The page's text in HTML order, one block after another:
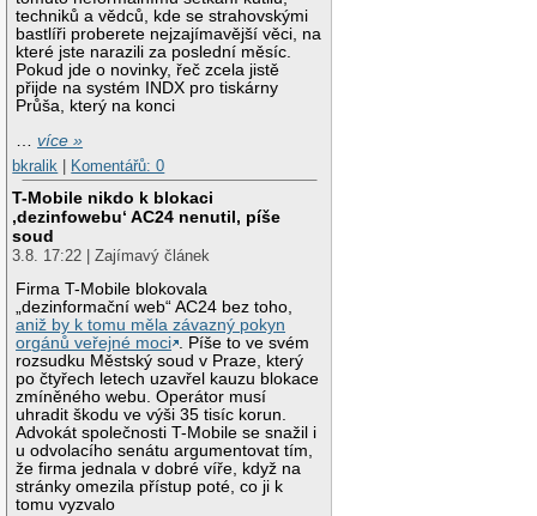
techniků a vědců, kde se strahovskými
bastlíři proberete nejzajímavější věci, na
které jste narazili za poslední měsíc.
Pokud jde o novinky, řeč zcela jistě
přijde na systém INDX pro tiskárny
Průša, který na konci
…více »
bkralik
Komentářů: 0
T-Mobile nikdo k blokaci
‚dezinfowebu‘ AC24 nenutil, píše
soud
3.8. 17:22 | Zajímavý článek
Firma T-Mobile blokovala
„dezinformační web“ AC24 bez toho,
aniž by k tomu měla závazný pokyn
orgánů veřejné moci . Píše to ve svém
rozsudku Městský soud v Praze, který
po čtyřech letech uzavřel kauzu blokace
zmíněného webu. Operátor musí
uhradit škodu ve výši 35 tisíc korun.
Advokát společnosti T-Mobile se snažil i
u odvolacího senátu argumentovat tím,
že firma jednala v dobré víře, když na
stránky omezila přístup poté, co ji k
tomu vyzvalo